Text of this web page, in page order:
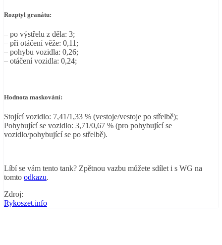
Rozptyl granátu:
– po výstřelu z děla: 3;
– při otáčení věže: 0,11;
– pohybu vozidla: 0,26;
– otáčení vozidla: 0,24;
Hodnota maskování:
Stojící vozidlo: 7,41/1,33 % (vestoje/vestoje po střelbě);
Pohybující se vozidlo: 3,71/0,67 % (pro pohybující se
vozidlo/pohybující se po střelbě).
Líbí se vám tento tank? Zpětnou vazbu můžete sdílet i s WG na
tomto odkazu.
Zdroj:
Rykoszet.info